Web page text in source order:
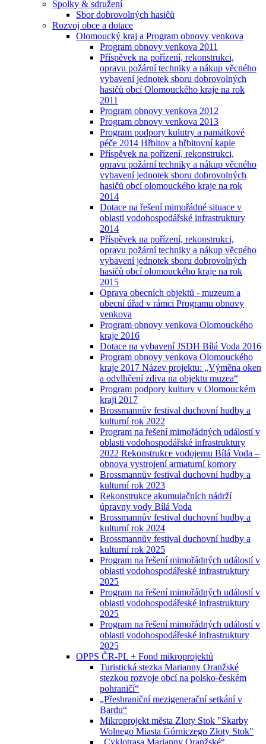
Spolky & sdružení
Sbor dobrovolných hasičů
Rozvoj obce a dotace
Olomoucký kraj a Program obnovy venkova
Program obnovy venkova 2011
Příspěvek na pořízení, rekonstrukci,
opravu požární techniky a nákup věcného
vybavení jednotek sboru dobrovolných
hasičů obcí Olomouckého kraje na rok
2011
Program obnovy venkova 2012
Program obnovy venkova 2013
Program podpory kulutry a památkové
péče 2014 Hřbitov a hřbitovní kaple
Příspěvek na pořízení, rekonstrukci,
opravu požární techniky a nákup věcného
vybavení jednotek sboru dobrovolných
hasičů obcí olomouckého kraje na rok
2014
Dotace na řešení mimořádné situace v
oblasti vodohospodářské infrastruktury
2014
Příspěvek na pořízení, rekonstrukci,
opravu požární techniky a nákup věcného
vybavení jednotek sboru dobrovolných
hasičů obcí olomouckého kraje na rok
2015
Oprava obecních objektů - muzeum a
obecní úřad v rámci Programu obnovy
venkova
Program obnovy venkova Olomouckého
kraje 2016
Dotace na vybavení JSDH Bílá Voda 2016
Program obnovy venkova Olomouckého
kraje 2017 Název projektu: „Výměna oken
a odvlhčení zdiva na objektu muzea“
Program podpory kultury v Olomouckém
kraji 2017
Brossmannův festival duchovní hudby a
kulturní rok 2022
Program na řešení mimořádných událostí v
oblasti vodohospodářské infrastruktury
2022 Rekonstrukce vodojemu Bílá Voda –
obnova vystrojení armaturní komory
Brossmannův festival duchovní hudby a
kulturní rok 2023
Rekonstrukce akumulačních nádrží
úpravny vody Bílá Voda
Brossmannův festival duchovní hudby a
kulturní rok 2024
Brossmannův festival duchovní hudby a
kulturní rok 2025
Program na řešení mimořádných událostí v
oblasti vodohospodářeské infrastruktury
2025
Program na řešení mimořádných událostí v
oblasti vodohospodářeské infrastruktury
2025
Program na řešení mimořádných událostí v
oblasti vodohospodářeské infrastruktury
2025
OPPS ČR-PL + Fond mikroprojektů
Turistická stezka Marianny Oranžské
stezkou rozvoje obcí na polsko-českém
pohraničí“
„Přeshraniční mezigenerační setkání v
Bardu“
Mikroprojekt města Zloty Stok "Skarby
Wolnego Miasta Górniczego Złoty Stok"
„Cyklotrasa Marianny Oranžské“